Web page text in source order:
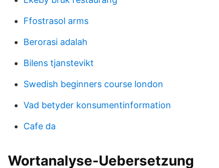
Ffostrasol arms
Berorasi adalah
Bilens tjanstevikt
Swedish beginners course london
Vad betyder konsumentinformation
Cafe da
Wortanalyse-Uebersetzung